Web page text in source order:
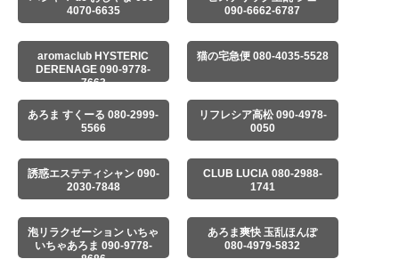
4070-6635
090-6662-6787
aromaclub HYSTERIC
DERENAGE 090-9778-
7663
猫の宅急便 080-4035-5528
あろま すくーる 080-2999-
5566
リフレシア高松 090-4978-
0050
誘惑エステティシャン 090-
2030-7848
CLUB LUCIA 080-2988-
1741
泡リラクゼーション いちゃ
いちゃあろま 090-9778-
8686
あろま爽快 玉乱ほんぽ
080-4979-5832